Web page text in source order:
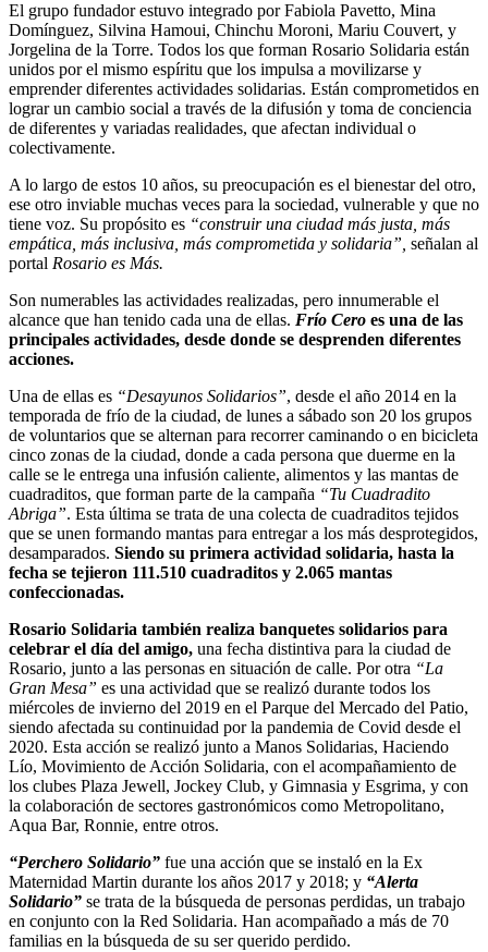
El grupo fundador estuvo integrado por Fabiola Pavetto, Mina
Domínguez, Silvina Hamoui, Chinchu Moroni, Mariu Couvert, y
Jorgelina de la Torre. Todos los que forman Rosario Solidaria están
unidos por el mismo espíritu que los impulsa a movilizarse y
emprender diferentes actividades solidarias. Están comprometidos en
lograr un cambio social a través de la difusión y toma de conciencia
de diferentes y variadas realidades, que afectan individual o
colectivamente.
A lo largo de estos 10 años, su preocupación es el bienestar del otro,
ese otro inviable muchas veces para la sociedad, vulnerable y que no
tiene voz. Su propósito es “construir una ciudad más justa, más
empática, más inclusiva, más comprometida y solidaria”, señalan al
portal Rosario es Más.
Son numerables las actividades realizadas, pero innumerable el
alcance que han tenido cada una de ellas. Frío Cero es una de las
principales actividades, desde donde se desprenden diferentes
acciones.
Una de ellas es “Desayunos Solidarios”, desde el año 2014 en la
temporada de frío de la ciudad, de lunes a sábado son 20 los grupos
de voluntarios que se alternan para recorrer caminando o en bicicleta
cinco zonas de la ciudad, donde a cada persona que duerme en la
calle se le entrega una infusión caliente, alimentos y las mantas de
cuadraditos, que forman parte de la campaña “Tu Cuadradito
Abriga”. Esta última se trata de una colecta de cuadraditos tejidos
que se unen formando mantas para entregar a los más desprotegidos,
desamparados. Siendo su primera actividad solidaria, hasta la
fecha se tejieron 111.510 cuadraditos y 2.065 mantas
confeccionadas.
Rosario Solidaria también realiza banquetes solidarios para
celebrar el día del amigo, una fecha distintiva para la ciudad de
Rosario, junto a las personas en situación de calle. Por otra “La
Gran Mesa” es una actividad que se realizó durante todos los
miércoles de invierno del 2019 en el Parque del Mercado del Patio,
siendo afectada su continuidad por la pandemia de Covid desde el
2020. Esta acción se realizó junto a Manos Solidarias, Haciendo
Lío, Movimiento de Acción Solidaria, con el acompañamiento de
los clubes Plaza Jewell, Jockey Club, y Gimnasia y Esgrima, y con
la colaboración de sectores gastronómicos como Metropolitano,
Aqua Bar, Ronnie, entre otros.
“Perchero Solidario” fue una acción que se instaló en la Ex
Maternidad Martin durante los años 2017 y 2018; y “Alerta
Solidario” se trata de la búsqueda de personas perdidas, un trabajo
en conjunto con la Red Solidaria. Han acompañado a más de 70
familias en la búsqueda de su ser querido perdido.